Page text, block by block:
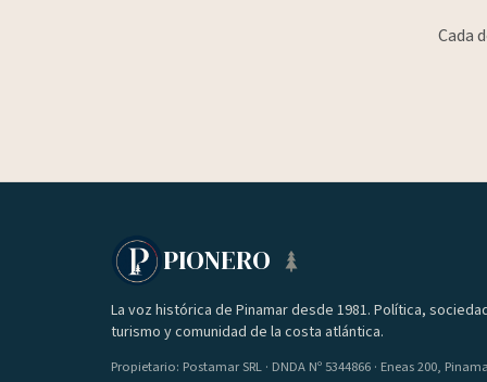
Cada
PIONERO
La voz histórica de Pinamar desde 1981. Política,
turismo y comunidad de la costa atlántica.
Propietario: Postamar SRL · DNDA Nº 5344866 · Eneas 200,